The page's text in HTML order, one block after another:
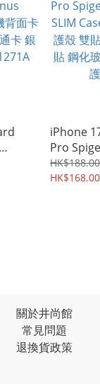
面卡
銀
iPhone
Pro
SLIM
護殼 雙貼
HK$188.00
HK$168.00
關於井尚館
常見問題
退換貨政策